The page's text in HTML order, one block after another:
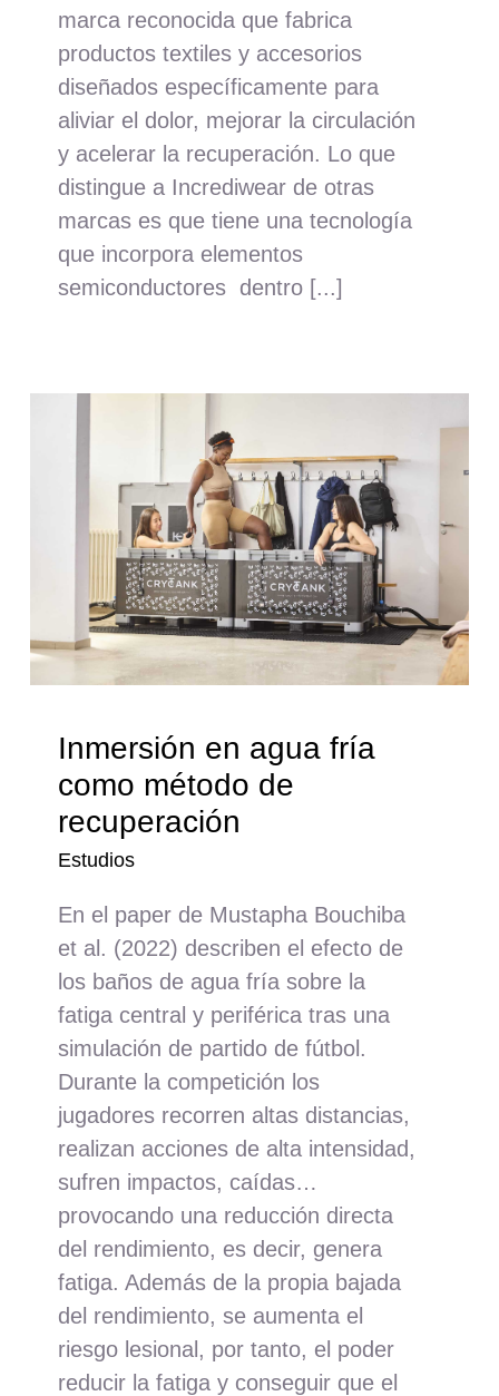
marca reconocida que fabrica
productos textiles y accesorios
diseñados específicamente para
aliviar el dolor, mejorar la circulación
y acelerar la recuperación. Lo que
distingue a Incrediwear de otras
marcas es que tiene una tecnología
que incorpora elementos
semiconductores dentro [...]
Inmersión en agua fría
como método de
recuperación
Estudios
En el paper de Mustapha Bouchiba
et al. (2022) describen el efecto de
los baños de agua fría sobre la
fatiga central y periférica tras una
simulación de partido de fútbol.
Durante la competición los
jugadores recorren altas distancias,
realizan acciones de alta intensidad,
sufren impactos, caídas…
provocando una reducción directa
del rendimiento, es decir, genera
fatiga. Además de la propia bajada
del rendimiento, se aumenta el
riesgo lesional, por tanto, el poder
reducir la fatiga y conseguir que el